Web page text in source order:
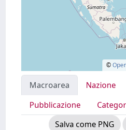
©
Macroarea Nazione
Pubblicazione
Salva come PNG